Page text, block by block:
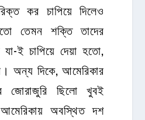
কর চাপিয়ে দিলেও
তেমন শক্তি তাদের
ই চাপিয়ে দেয়া হতো,
অন্য দিকে, আমেরিকার
জোরাজুরি ছিলো খুবই
অবস্থিত দশ